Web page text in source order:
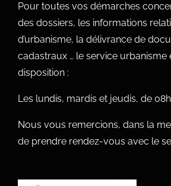
Pour toutes vos démarches
des dossiers, les informations
d’urbanisme, la délivrance de
cadastraux … le service urbanisme
disposition :
Les lundis, mardis et jeudis, de
Nous vous remercions, dans la
de prendre rendez-vous avec le